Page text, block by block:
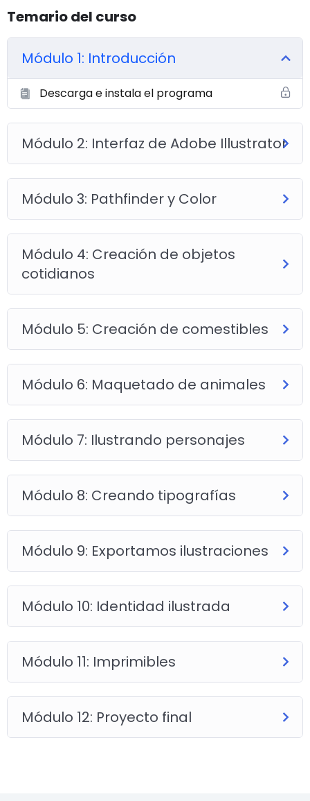
Temario del curso
Módulo 1: Introducción
Descarga e instala el programa
Módulo 2: Interfaz de Adobe Illustrator
Módulo 3: Pathfinder y Color
Módulo 4: Creación de objetos
cotidianos
Módulo 5: Creación de comestibles
Módulo 6: Maquetado de animales
Módulo 7: Ilustrando personajes
Módulo 8: Creando tipografías
Módulo 9: Exportamos ilustraciones
Módulo 10: Identidad ilustrada
Módulo 11: Imprimibles
Módulo 12: Proyecto final